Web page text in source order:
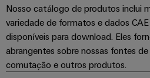
Nosso catálogo de produtos inclui
variedade de formatos e dados
disponíveis para download. Eles
abrangentes sobre nossas fontes
comutação e outros produtos.